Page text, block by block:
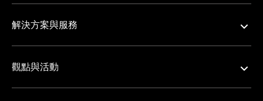
解決方案與服務
觀點與活動